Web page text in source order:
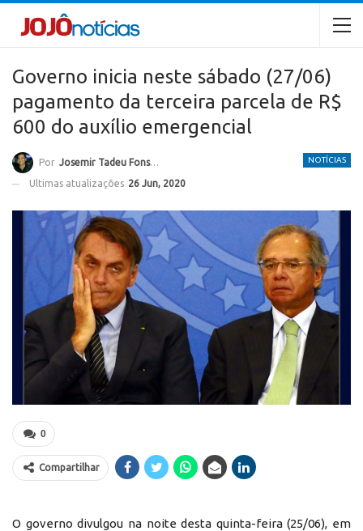
Governo inicia neste sábado (27/06)
pagamento da terceira parcela de R$
600 do auxílio emergencial
NOTÍCIAS
Por Josemir Tadeu Fonseca
Ultimas atualizações 26 Jun, 2020
0
Compartilhar
O governo divulgou na noite desta quinta-feira (25/06), em